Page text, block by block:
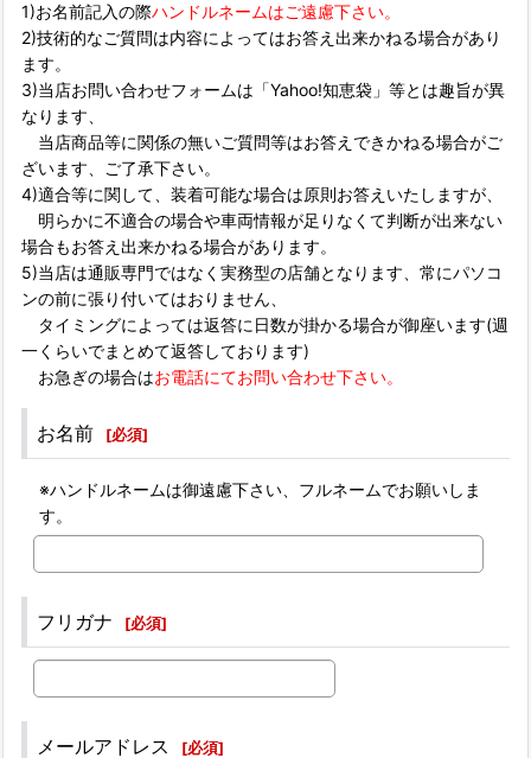
1)お名前記入の際ハンドルネームはご遠慮下さい。
2)技術的なご質問は内容によってはお答え出来かねる場合があり
ます。
3)当店お問い合わせフォームは「Yahoo!知恵袋」等とは趣旨が異
なります、
当店商品等に関係の無いご質問等はお答えできかねる場合がご
ざいます、ご了承下さい。
4)適合等に関して、装着可能な場合は原則お答えいたしますが、
明らかに不適合の場合や車両情報が足りなくて判断が出来ない
場合もお答え出来かねる場合があります。
5)当店は通販専門ではなく実務型の店舗となります、常にパソコ
ンの前に張り付いてはおりません、
タイミングによっては返答に日数が掛かる場合が御座います(週
一くらいでまとめて返答しております)
お急ぎの場合はお電話にてお問い合わせ下さい。
お名前 [必須]
※ハンドルネームは御遠慮下さい、フルネームでお願いしま
す。
フリガナ [必須]
メールアドレス [必須]